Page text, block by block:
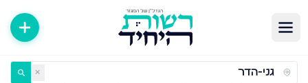
דירות למכירה ולהשכרה — רשות היחיד ✕